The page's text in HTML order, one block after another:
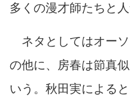
多くの漫才師たちと
ネタとしてはオーソ
の他に、房春は節真
いう。秋田実による